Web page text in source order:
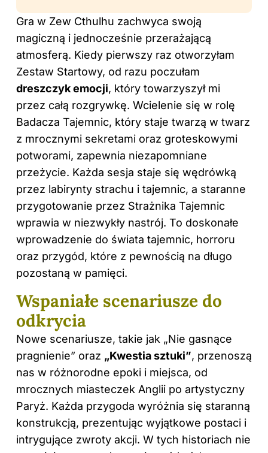
Gra w Zew Cthulhu zachwyca swoją
magiczną i jednocześnie przerażającą
atmosferą. Kiedy pierwszy raz otworzyłam
Zestaw Startowy, od razu poczułam
dreszczyk emocji, który towarzyszył mi
przez całą rozgrywkę. Wcielenie się w rolę
Badacza Tajemnic, który staje twarzą w twarz
z mrocznymi sekretami oraz groteskowymi
potworami, zapewnia niezapomniane
przeżycie. Każda sesja staje się wędrówką
przez labirynty strachu i tajemnic, a staranne
przygotowanie przez Strażnika Tajemnic
wprawia w niezwykły nastrój. To doskonałe
wprowadzenie do świata tajemnic, horroru
oraz przygód, które z pewnością na długo
pozostaną w pamięci.
Wspaniałe scenariusze do
odkrycia
Nowe scenariusze, takie jak „Nie gasnące
pragnienie” oraz „Kwestia sztuki”, przenoszą
nas w różnorodne epoki i miejsca, od
mrocznych miasteczek Anglii po artystyczny
Paryż. Każda przygoda wyróżnia się staranną
konstrukcją, prezentując wyjątkowe postaci i
intrygujące zwroty akcji. W tych historiach nie